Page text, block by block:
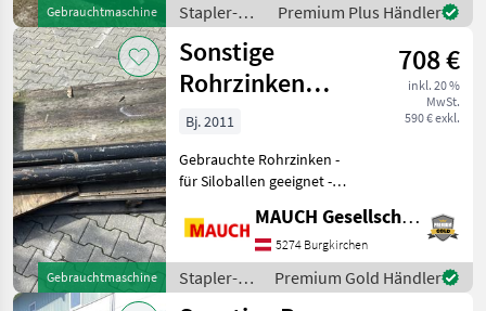
Gebrauchtmaschine
Stapler-
und
Lagertechnik
/ Sonstige
Premium Plus Händler
Gebrauchtmaschine
Sonstige
Rohrzinken
1500mm ISO
FEM III
708 €
inkl. 20 %
MwSt.
590 € exkl.
Bj. 2011
Gebrauchte Rohrzinken -
für Siloballen geeignet -
auf Gabelträger ISO FEM III
#TeamMauch Stapler- und
Lagertechnik
Lagern/Stapeln
MAUCH Gesellschaft m.b.H. & Co.KG
5274 Burgkirchen
Stapler-
und
Premium Gold Händler